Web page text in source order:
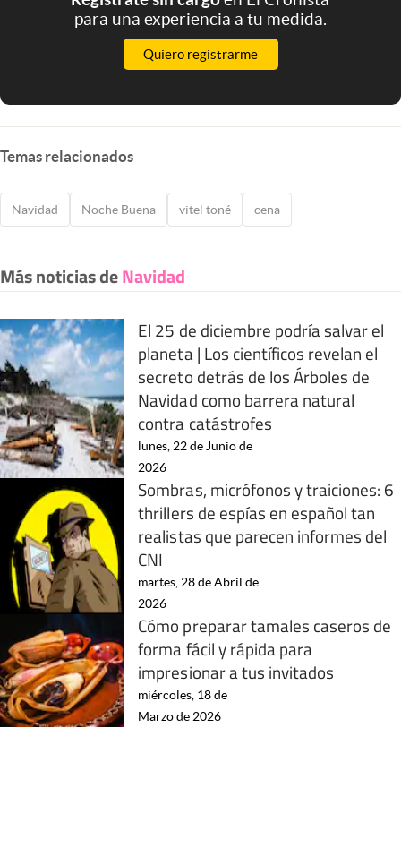
para una experiencia a tu medida.
Quiero registrarme
Temas relacionados
Navidad Noche Buena vitel toné cena
Más noticias deNavidad
El 25 de diciembre podría salvar el
planeta | Los científicos revelan el
secreto detrás de los Árboles de
Navidad como barrera natural
contra catástrofes
lunes, 22 de Junio de
2026
Sombras, micrófonos y traiciones: 6
thrillers de espías en español tan
realistas que parecen informes del
CNI
martes, 28 de Abril de
2026
Cómo preparar tamales caseros de
forma fácil y rápida para
impresionar a tus invitados
miércoles, 18 de
Marzo de 2026